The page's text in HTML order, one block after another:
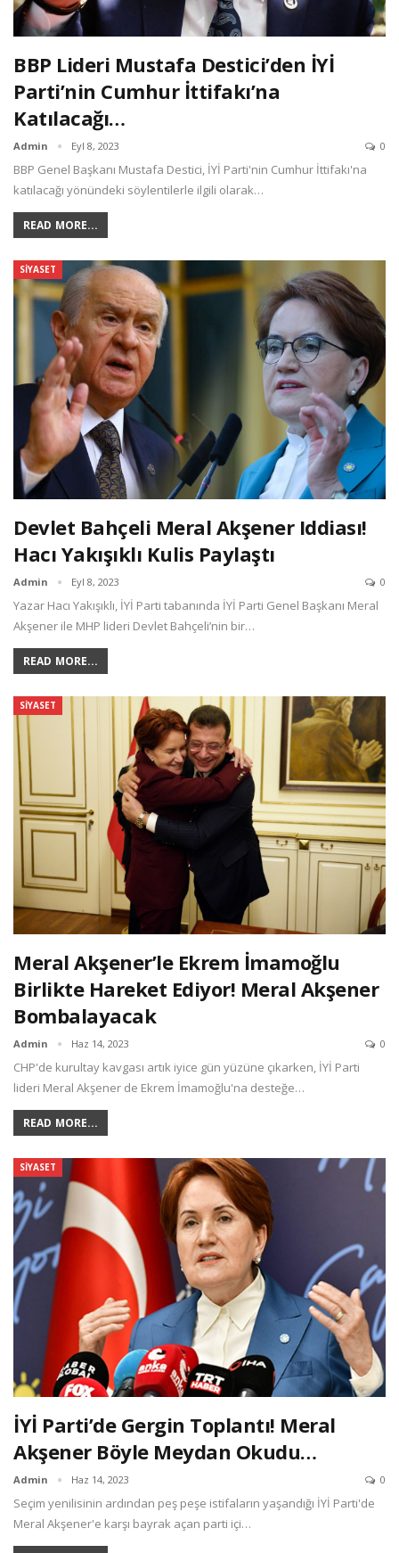
BBP Lideri Mustafa Destici’den İYİ
Parti’nin Cumhur İttifakı’na
Katılacağı…
Admin Eyl 8, 2023 0
BBP Genel Başkanı Mustafa Destici, İYİ Parti'nin Cumhur İttifakı'na
katılacağı yönündeki söylentilerle ilgili olarak…
READ MORE...
SIYASET
Devlet Bahçeli Meral Akşener Iddiası!
Hacı Yakışıklı Kulis Paylaştı
Admin Eyl 8, 2023 0
Yazar Hacı Yakışıklı, İYİ Parti tabanında İYİ Parti Genel Başkanı Meral
Akşener ile MHP lideri Devlet Bahçeli’nin bir…
READ MORE...
SIYASET
Meral Akşener’le Ekrem İmamoğlu
Birlikte Hareket Ediyor! Meral Akşener
Bombalayacak
Admin Haz 14, 2023 0
CHP'de kurultay kavgası artık iyice gün yüzüne çıkarken, İYİ Parti
lideri Meral Akşener de Ekrem İmamoğlu'na desteğe…
READ MORE...
SIYASET
İYİ Parti’de Gergin Toplantı! Meral
Akşener Böyle Meydan Okudu…
Admin Haz 14, 2023 0
Seçim yenilisinin ardından peş peşe istifaların yaşandığı İYİ Parti'de
Meral Akşener'e karşı bayrak açan parti içi…